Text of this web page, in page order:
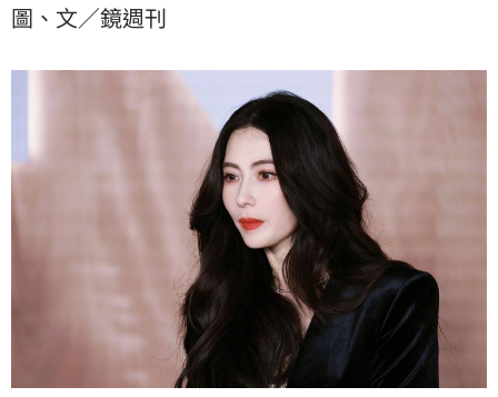
2025年才開打。
圖、文／鏡週刊